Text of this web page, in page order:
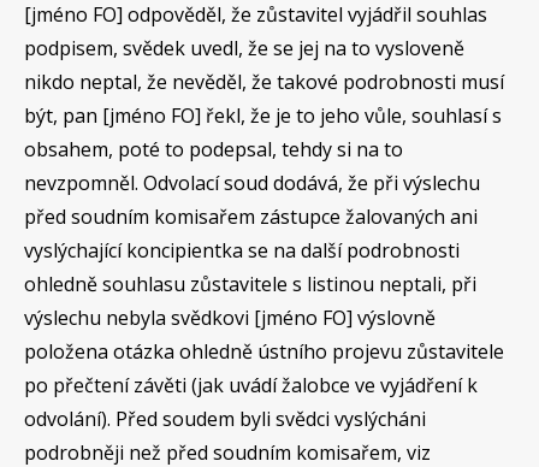
[jméno FO] odpověděl, že zůstavitel vyjádřil souhlas
podpisem, svědek uvedl, že se jej na to vysloveně
nikdo neptal, že nevěděl, že takové podrobnosti musí
být, pan [jméno FO] řekl, že je to jeho vůle, souhlasí s
obsahem, poté to podepsal, tehdy si na to
nevzpomněl. Odvolací soud dodává, že při výslechu
před soudním komisařem zástupce žalovaných ani
vyslýchající koncipientka se na další podrobnosti
ohledně souhlasu zůstavitele s listinou neptali, při
výslechu nebyla svědkovi [jméno FO] výslovně
položena otázka ohledně ústního projevu zůstavitele
po přečtení závěti (jak uvádí žalobce ve vyjádření k
odvolání). Před soudem byli svědci vyslýcháni
podrobněji než před soudním komisařem, viz